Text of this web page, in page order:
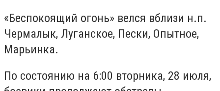
«Беспокоящий огонь» велся вблизи н.п.
Чермалык, Луганское, Пески, Опытное,
Марьинка.
По состоянию на 6:00 вторника, 28 июля,